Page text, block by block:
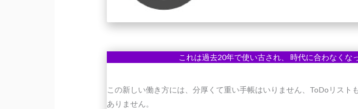
これは過去20年で使い古され、 時代に合わなくな
この新しい働き方には、分厚くて重い手帳はいりません、ToDoリス
ありません。